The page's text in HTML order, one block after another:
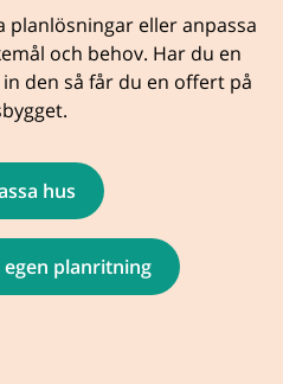
planlösningar eller anpassa
och behov. Har du en
den så får du en offert på
hus
egen planritning